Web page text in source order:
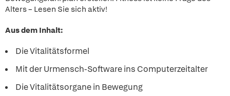
Alters – Lesen Sie sich aktiv!
Aus dem Inhalt:
Die Vitalitätsformel
Mit der Urmensch-Software ins Computerzeitalter
Die Vitalitätsorgane in Bewegung